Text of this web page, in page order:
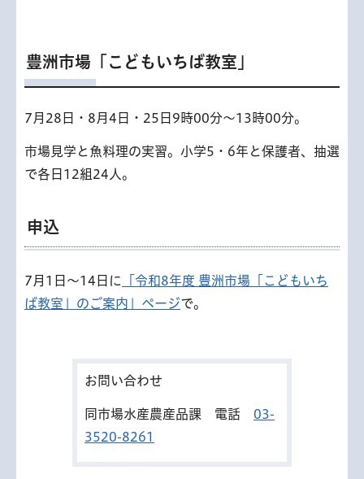
豊洲市場「こどもいちば教室」
7月28日・8月4日・25日9時00分～13時00分。
市場見学と魚料理の実習。小学5・6年と保護者、抽選
で各日12組24人。
申込
7月1日～14日に
「令和8年度 豊洲市場「こどもいち
ば教室」のご案内」ページで。
お問い合わせ
同市場水産農産品課 電話 03-
3520-8261